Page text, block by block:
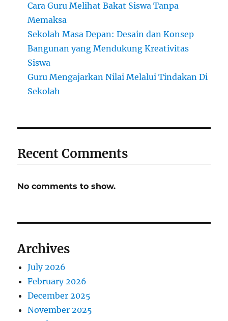
Cara Guru Melihat Bakat Siswa Tanpa
Memaksa
Sekolah Masa Depan: Desain dan Konsep
Bangunan yang Mendukung Kreativitas
Siswa
Guru Mengajarkan Nilai Melalui Tindakan Di
Sekolah
Recent Comments
No comments to show.
Archives
July 2026
February 2026
December 2025
November 2025